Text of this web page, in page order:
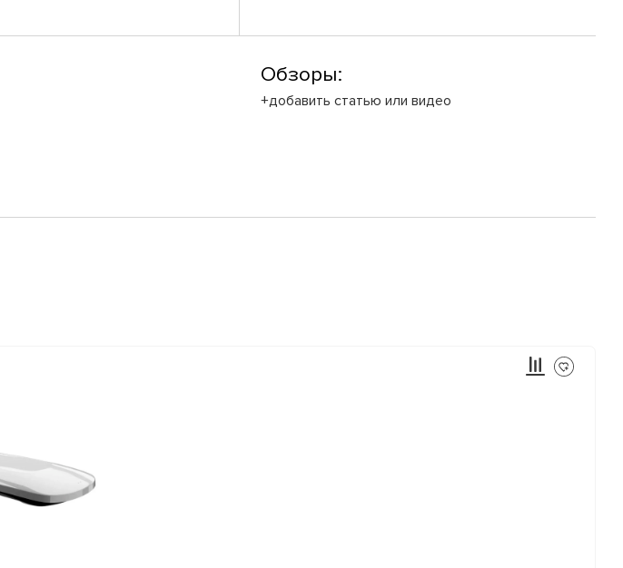
Обзоры:
+добавить статью или видео